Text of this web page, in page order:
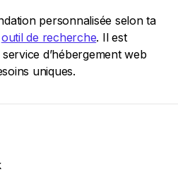
personnalisée selon ta
outil de recherche. Il est
d’hébergement web
uniques.